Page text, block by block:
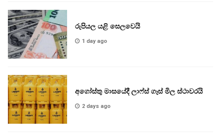
රුපියල යළි සෙලවෙයි
1 day ago
අගෝස්තු මාසයේදී ලාෆ්ස් ගෑස් මිල ස්ථාවරයි
2 days ago